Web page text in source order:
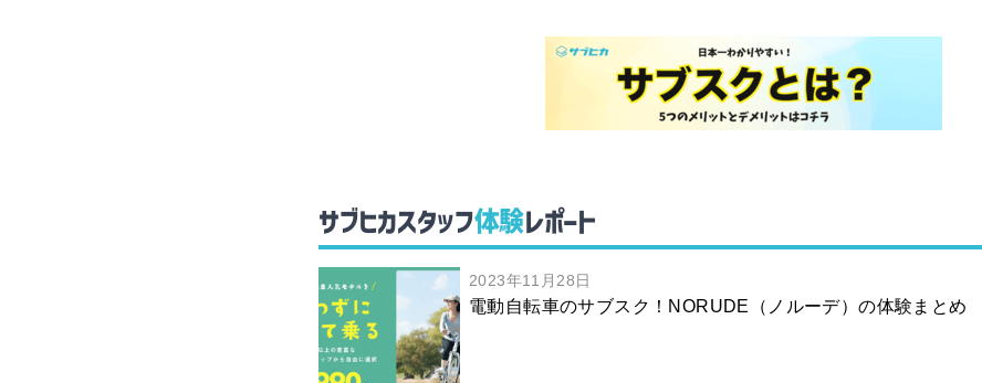
サブヒカスタッフ体験レポート
2023年11月28日
電動自転車のサブスク！NORUDE（ノルーデ）の体験まとめ